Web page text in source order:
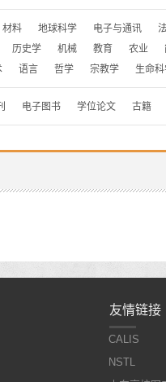
材料 地球科学 电子与通讯
历史学 机械 教育 农业
语言 哲学 宗教学 生命
电子图书 学位论文 古籍
友情链接
CALIS
NSTL